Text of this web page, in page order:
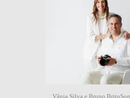
Vânia Silva e Bruno